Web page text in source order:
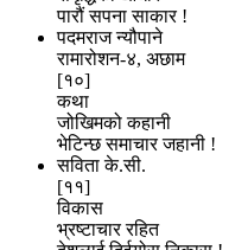
पारौं सपना साकार !
पदमराज न्यौपाने
रामारोशन-४, अछाम
[१०]
कथा
जोखिमको कहानी
भेटिन्छ समाचार जहानी !
सविता के.सी.
[११]
विकास
भ्रष्टाचार रहित